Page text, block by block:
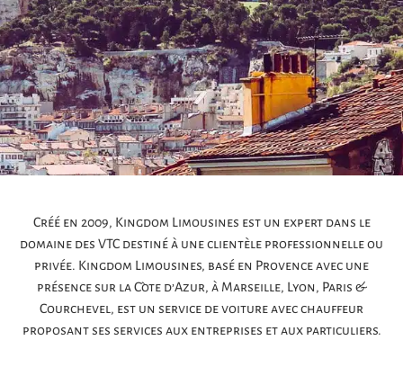
Créé en 2009, Kingdom Limousines est un expert dans le
domaine des VTC destiné à une clientèle professionnelle ou
privée. Kingdom Limousines, basé en Provence avec une
présence sur la Côte d’Azur, à Marseille, Lyon, Paris &
Courchevel, est un service de voiture avec chauffeur
proposant ses services aux entreprises et aux particuliers.